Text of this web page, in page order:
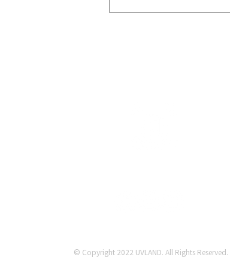
© Copyright 2022 UVLAND. All Rights Reserved.